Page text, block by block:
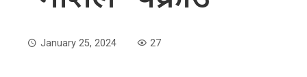
January 25, 2024 27